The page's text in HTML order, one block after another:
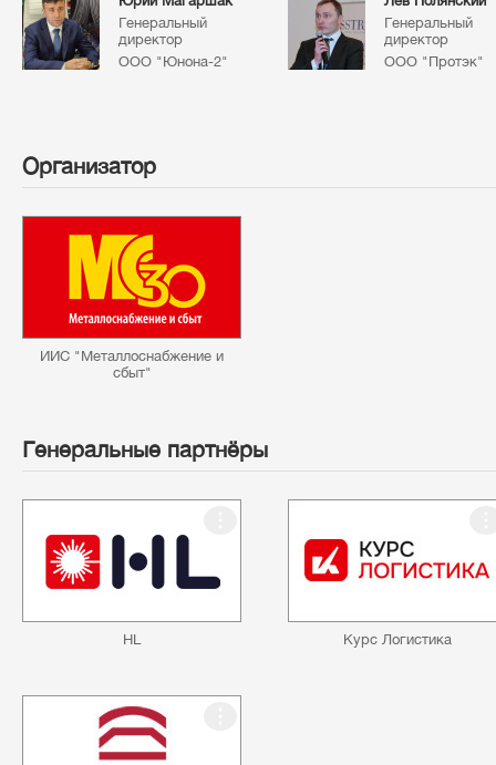
Генеральный
директор
ООО "Юнона-2"
Генеральный
директор
ООО "Протэк"
Организатор
ИИС "Металлоснабжение и
сбыт"
Генеральные партнёры
HL Курс Логистика